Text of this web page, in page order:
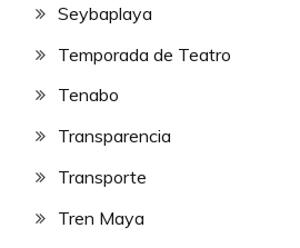
Seybaplaya
Temporada de Teatro
Tenabo
Transparencia
Transporte
Tren Maya